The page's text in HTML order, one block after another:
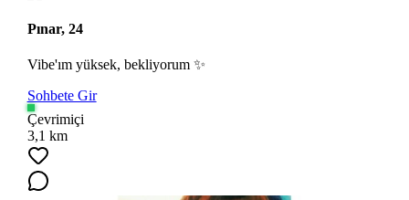
Pınar, 24
Vibe'ım yüksek, bekliyorum ✨
Sohbete Gir
Çevrimiçi
3,1 km